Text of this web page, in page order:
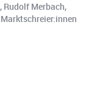
Rudolf Merbach,